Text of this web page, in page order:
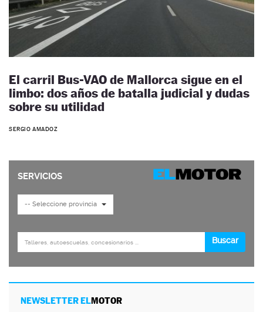
El carril Bus-VAO de Mallorca sigue en el
limbo: dos años de batalla judicial y dudas
sobre su utilidad
SERGIO AMADOZ
NEWSLETTER ELMOTOR